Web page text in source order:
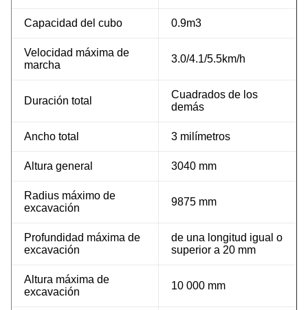
Capacidad del cubo 0.9m3
Velocidad máxima de
marcha
3.0/4.1/5.5km/h
Duración total
Cuadrados de los
demás
Ancho total 3 milímetros
Altura general 3040 mm
Radius máximo de
excavación
9875 mm
Profundidad máxima de
excavación
de una longitud igual o
superior a 20 mm
Altura máxima de
excavación
10 000 mm